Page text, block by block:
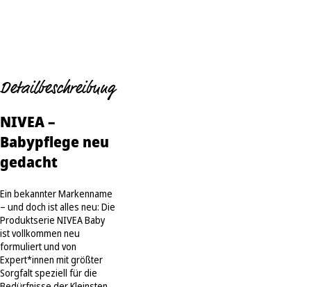
Detailbeschreibung
NIVEA –
Babypflege neu
gedacht
Ein bekannter Markenname
– und doch ist alles neu: Die
Produktserie NIVEA Baby
ist vollkommen neu
formuliert und von
Expert*innen mit größter
Sorgfalt speziell für die